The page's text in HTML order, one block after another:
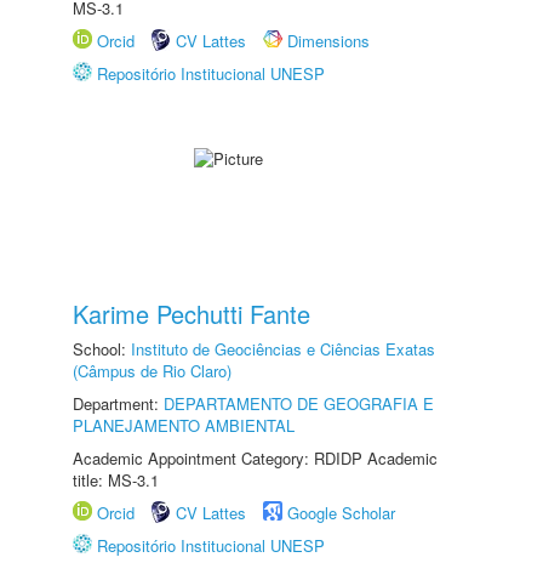
MS-3.1
Orcid
CV Lattes
Dimensions
Repositório Institucional UNESP
Karime Pechutti Fante
School: Instituto de Geociências e Ciências Exatas
(Câmpus de Rio Claro)
Department: DEPARTAMENTO DE GEOGRAFIA E
PLANEJAMENTO AMBIENTAL
Academic Appointment Category: RDIDP Academic
title: MS-3.1
Orcid
CV Lattes
Google Scholar
Repositório Institucional UNESP